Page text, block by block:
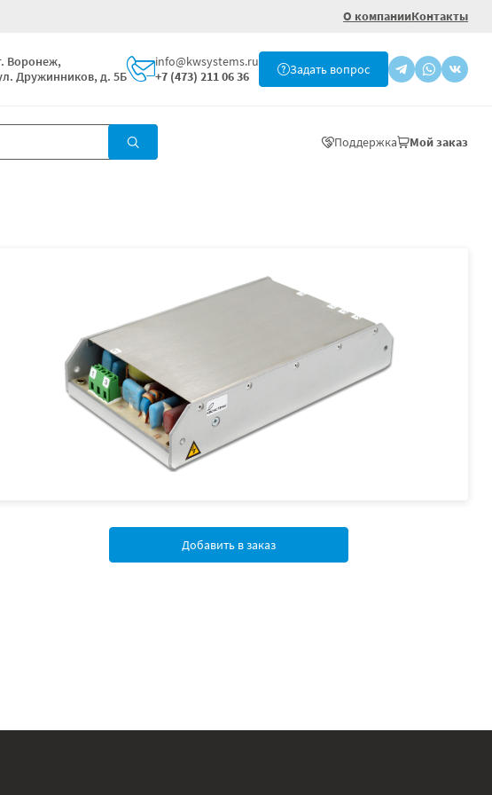
О компанииКонтакты
Воронеж,
Дружинников, д. 5Б
info@kwsystems.ru
+7 (473) 211 06 36
Задать вопрос
Поддержка Мой заказ
Добавить в заказ